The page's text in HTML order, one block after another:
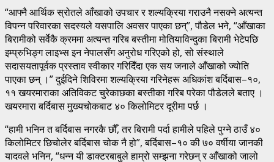
“आफ्नै आर्थिक स्रोतले आँखाको उपचार र शल्यक्रिया गराउनै नसक्ने अत्यन्त
विपन्न परिवारका सदस्यले यसपालि अवसर पाएका छन्”, पौडेल भने, “आँखाका
बिरामीको सर्वेकै क्रममा अत्यन्त गरिब बस्तीमा मोतियाविन्दुका बिरामी भेटेपछि
इम्प्रुभिङ्ग लाइभ्स इन नेपालसँग अनुरोध गरिएको हो, सो संस्थाले
सदासयतापूर्वक प्रस्ताव स्वीकार गरिदिँदा एक सय जनाले आँखाको ज्योति
पाएका छन् ।” दुईदिने शिविरमा शल्यक्रिया गरिनेहरू अधिकांश बर्दिबास–१०,
११ खयरमाराका अतिविकट चुरेकाछका बस्तीका गरिब परेका पौडेलले बताए ।
खयरमारा बर्दिबास मुख्यचोकबाट ४० किलोमिटर दूरीमा पर्छ ।
“हामी भनिन त बर्दिबास नगरकै छौँ, तर बिरामी पर्दा हामीले पहिले पुग्ने ठाउँ ४०
किलोमिटर छिचोलेर बर्दिबास चोक नै हो”, बर्दिबास–१० की ७० वर्षीया जानकी
यादवले भनिन, “धन्न यी डाक्टरबाबुले हाम्रो सम्झना गरेछन् र आँखाको जालो